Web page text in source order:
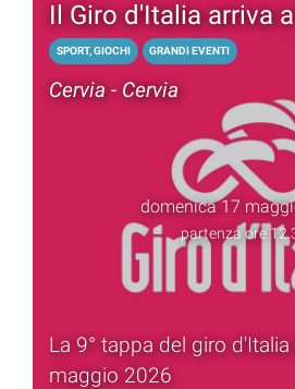
Il Giro d'Italia arriva
SPORT, GIOCHI GRANDI EVENTI
Cervia - Cervia
domenica 17
partenza ore
La 9° tappa del giro d'Italia
maggio 2026